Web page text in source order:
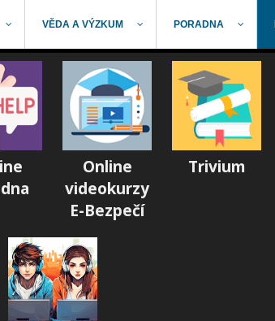
VĚDA A VÝZKUM PORADNA
Online
videokurzy
E-Bezpečí
Trivium